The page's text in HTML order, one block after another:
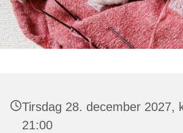
Tirsdag 28. december 2027,
21:00